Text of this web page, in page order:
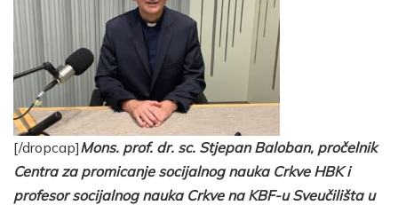
[/dropcap]Mons. prof. dr. sc. Stjepan Baloban, pročelnik
Centra za promicanje socijalnog nauka Crkve HBK i
profesor socijalnog nauka Crkve na KBF-u Sveučilišta u